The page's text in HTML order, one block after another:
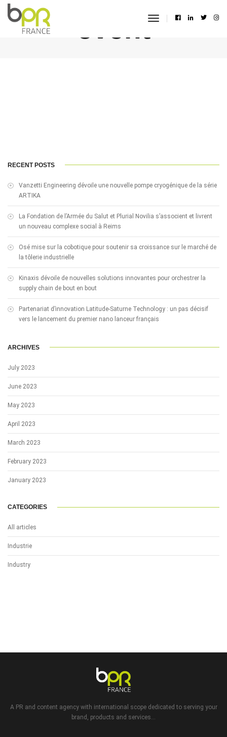
toggle
event
RECENT POSTS
Vanzetti Engineering dévoile une nouvelle pompe cryogénique de la série
ARTIKA
La Fondation de l’Armée du Salut et Plurial Novilia s’associent et livrent
un nouveau complexe social à Reims
Osé mise sur la cobotique pour soutenir sa croissance sur le marché de
la tôlerie industrielle
Kinaxis dévoile de nouvelles solutions innovantes pour orchestrer la
supply chain de bout en bout
Partenariat d’innovation Latitude-Saturne Technology : un pas décisif
vers le lancement du premier nano lanceur français
ARCHIVES
July 2023
June 2023
May 2023
April 2023
March 2023
February 2023
January 2023
CATEGORIES
All articles
Industrie
Industry
A PR and content agency with international scope dedicated to serving your
brand, products and services...